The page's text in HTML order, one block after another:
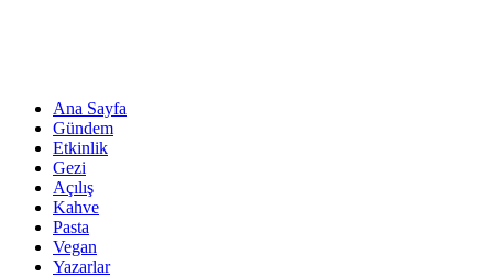
Ana Sayfa
Gündem
Etkinlik
Gezi
Açılış
Kahve
Pasta
Vegan
Yazarlar